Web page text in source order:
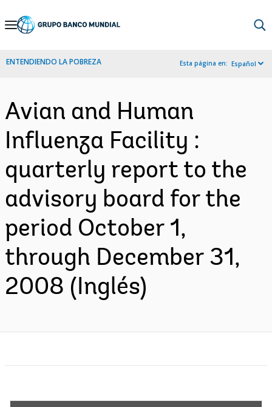
Skip
Navigation
ENTENDIENDO LA POBREZA Esta página en: Español
Avian and Human
Influenza Facility :
quarterly report to the
advisory board for the
period October 1,
through December 31,
2008 (Inglés)